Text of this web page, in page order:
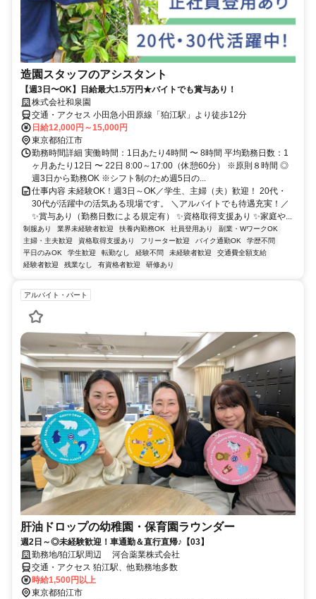
造園スタッフのアシスタント
【週3日〜OK】日給最大1.5万円★バイトでも賞与あり！
株式会社和泉園
交通・アクセス 小田急小田原線「狛江駅」より徒歩12分
日給12,000円～15,000円
東京都狛江市
勤務時間詳細 実働時間：1日あたり4時間 〜 8時間 平均勤務日数：1
ヶ月あたり12日 〜 22日 8:00～17:00（休憩60分） ※原則８時間 ◎
週3日から勤務OK ※シフト制のため週5日の...
仕事内容 未経験OK！週3日～OK／学生、主婦（夫）歓迎！ 20代・
30代が活躍中の活気ある現場です。 ＼アルバイトでも待遇充実！／
✨賞与あり（勤務日数による規定有） ✨資格取得支援あり ✨家庭や...
制服あり 業界未経験者歓迎 扶養内勤務OK 社員登用あり
副業・WワークOK
主婦・主夫歓迎
資格取得支援あり フリーター歓迎 バイク通勤OK
学歴不問
平日のみOK
学生歓迎 転勤なし 経験不問 未経験者歓迎
交通費全額支給
経験者歓迎
残業なし 有資格者歓迎 研修あり
アルバイト・パート
肝油ドロップの幼稚園・保育園ラウンダー
週2日～◎未経験歓迎！車通勤＆直行直帰♪【03】
勤務地/狛江駅周辺 河合薬業株式会社
交通・アクセス 狛江駅、他勤務地多数
時給1,500円以上
東京都狛江市